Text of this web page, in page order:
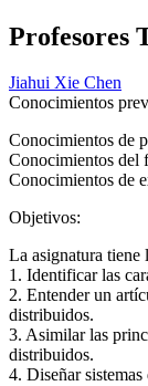
Profesores
Jiahui Xie Chen
Conocimientos
Conocimientos de
Conocimientos del
Conocimientos de
Objetivos:
La asignatura tiene
1. Identificar las
2. Entender un
distribuidos.
3. Asimilar las
distribuidos.
4. Diseñar